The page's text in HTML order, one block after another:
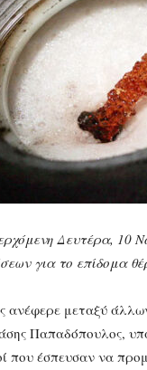
Δευτέρα, 10
για το επίδομα
ανέφερε μεταξύ
Παπαδόπουλος,
που έσπευσαν να